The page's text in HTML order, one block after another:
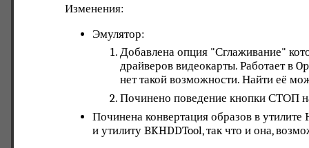
Изменения:
Эмулятор:
Добавлена опция "Сглаживание"
драйверов видеокарты. Работает в
нет такой возможности. Найти её
Починено поведение кнопки СТОП
Починена конвертация образов в
и утилиту BKHDDTool, так что и она,